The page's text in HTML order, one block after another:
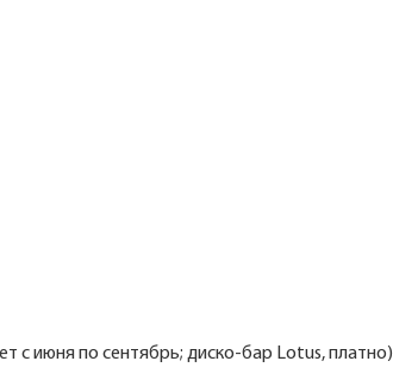
с июня по сентябрь; диско-бар Lotus, платно)